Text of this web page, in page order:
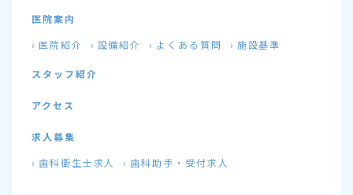
医院案内
医院紹介
設備紹介 よくある質問 施設基準
スタッフ紹介
アクセス
求人募集
歯科衛生士求人
歯科助手・受付求人